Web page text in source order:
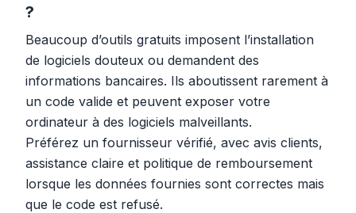
?
Beaucoup d’outils gratuits imposent l’installation
de logiciels douteux ou demandent des
informations bancaires. Ils aboutissent rarement à
un code valide et peuvent exposer votre
ordinateur à des logiciels malveillants.
Préférez un fournisseur vérifié, avec avis clients,
assistance claire et politique de remboursement
lorsque les données fournies sont correctes mais
que le code est refusé.